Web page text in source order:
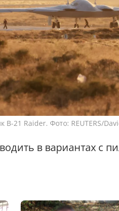
21 Raider. Фото: REUTERS/
в вариантах с